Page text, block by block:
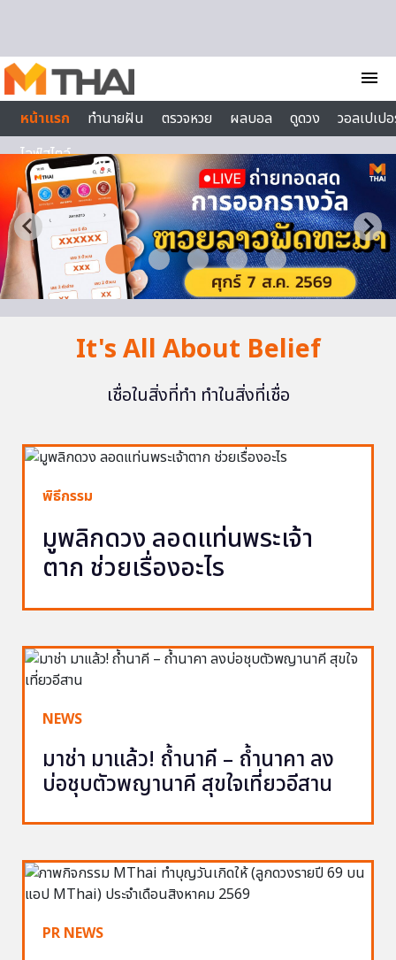
menu
หน้าแรก
ทำนายฝัน ตรวจหวย ผลบอล ดูดวง
วอลเปเป
ไลฟ์สไตล์
It's All About Belief
เชื่อในสิ่งที่ทำ ทำในสิ่งที่เชื่อ
พิธีกรรม
มูพลิกดวง ลอดแท่นพระเจ้า
ตาก ช่วยเรื่องอะไร
NEWS
มาช่า มาแล้ว! ถ้ำนาคี – ถ้ำนาคา ลง
บ่อชุบตัวพญานาคี สุขใจเที่ยวอีสาน
PR NEWS